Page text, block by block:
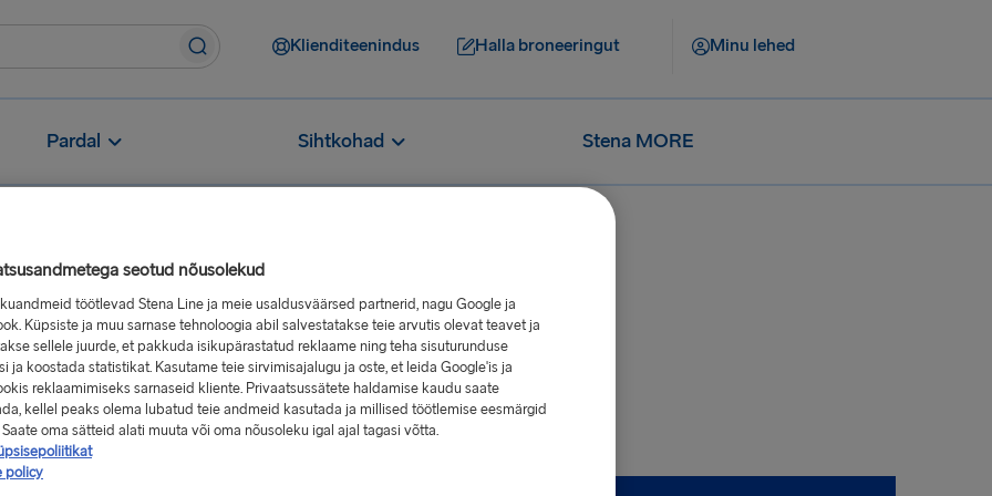
Klienditeenindus Halla broneeringut Minu lehed
Pardal Sihtkohad Stena MORE
lähedal
Travemünde sadama
seotud nõusolekud
töötlevad Stena Line ja meie usaldusväärsed partnerid, nagu Google ja
Küpsiste ja muu sarnase tehnoloogia abil salvestatakse teie arvutis olevat teavet ja
sellele juurde, et pakkuda isikupärastatud reklaame ning teha sisuturunduse
ja koostada statistikat. Kasutame teie sirvimisajalugu ja oste, et leida Google'is ja
reklaamimiseks sarnaseid kliente. Privaatsussätete haldamise kaudu saate
kellel peaks olema lubatud teie andmeid kasutada ja millised töötlemise eesmärgid
Saate oma sätteid alati muuta või oma nõusoleku igal ajal tagasi võtta.
policy